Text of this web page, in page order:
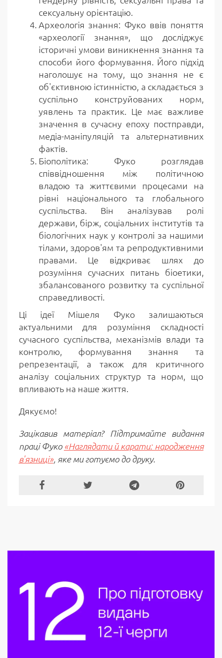
сексуальну орієнтацію.
Археологія знання: Фуко ввів поняття
«археології знання», що досліджує
історичні умови виникнення знання та
способи його формування. Його підхід
наголошує на тому, що знання не є
об'єктивною істинністю, а складається з
суспільно конструйованих норм,
уявлень та практик. Це має важливе
значення в сучасну епоху постправди,
медіа-маніпуляцій та альтернативних
фактів.
Біополітика: Фуко розглядав
співвідношення між політичною
владою та життєвими процесами на
рівні національного та глобального
суспільства. Він аналізував ролі
держави, бірж, соціальних інститутів та
біологічних наук у контролі за нашими
тілами, здоров'ям та репродуктивними
правами. Це відкриває шлях до
розуміння сучасних питань біоетики,
збалансованого розвитку та суспільної
справедливості.
Ці ідеї Мішеля Фуко залишаються
актуальними для розуміння складності
сучасного суспільства, механізмів влади та
контролю, формування знання та
репрезентації, а також для критичного
аналізу соціальних структур та норм, що
впливають на наше життя.
Дякуємо!
Зацікавив матеріал? Підтримайте видання
праці Фуко «Наглядати й карати: народження
в'язниці», яке ми готуємо до друку.